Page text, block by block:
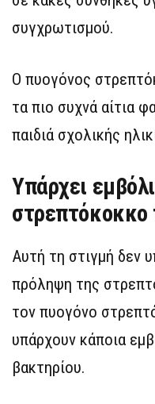
συγχρωτισμού.
Ο πυογόνος
τα πιο συχνά αίτια
παιδιά σχολικής
Υπάρχει
Αυτή τη στιγμή δεν
πρόληψη της
τον πυογόνο
υπάρχουν κάποια
βακτηρίου.